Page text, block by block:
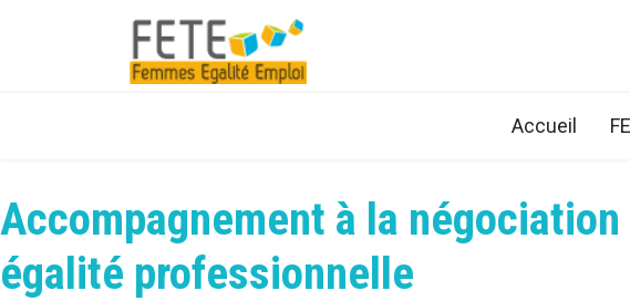
Accueil
Accompagnement à la
égalité professionnelle